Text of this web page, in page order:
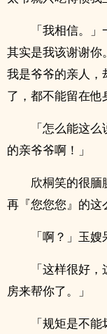
「我相信。
其实是我该谢谢你
我是爷爷的亲人，
了，都不能留在他
「怎么能这
的亲爷爷啊！」
欣桐笑的很腼
再『您您您』的这
「啊？」玉
「这样很好
房来帮你了。」
「规矩是不